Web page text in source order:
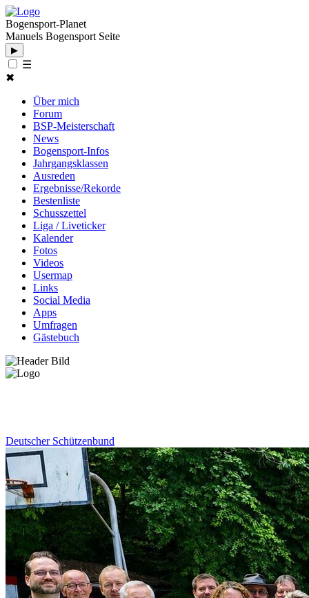
Bogensport-Planet
Manuels Bogensport Seite
▶
☰
✖
Über mich
Forum
BSP-Meisterschaft
News
Bogensport-Infos
Jahrgangsklassen
Ausreden
Ergebnisse/Rekorde
Bestenliste
Schusszettel
Liga / Liveticker
Kalender
Fotos
Videos
Usermap
Links
Social Media
Apps
Umfragen
Gästebuch
Deutscher Schützenbund